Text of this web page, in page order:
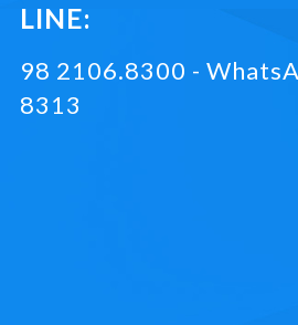
LINE:
98 2106.8300 -
8313